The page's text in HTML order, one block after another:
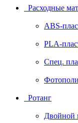
Расходные
ABS-
PLA-
Спец.
Ротанг
Двойной